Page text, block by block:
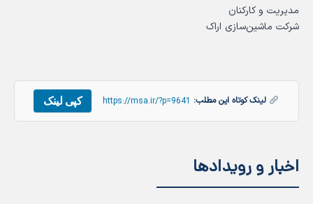
مدیریت و کارکنان
شرکت ماشین‌سازی اراک
لینک کوتاه این مطلب: https://msa.ir/?p=9641 کپی لینک
اخبار و رویدادها